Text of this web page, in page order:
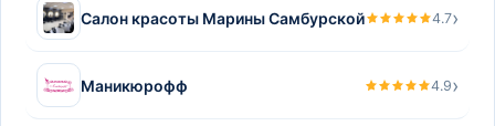
Салон красоты Марины Самбурской 4.7›
Маникюрофф 4.9›